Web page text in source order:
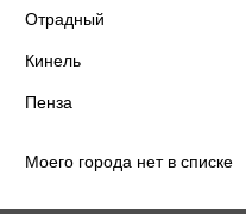
самозанятого
строить личный
часто
подкаста http://
Отрадный
Кинель
Пенза
Моего города нет в списке